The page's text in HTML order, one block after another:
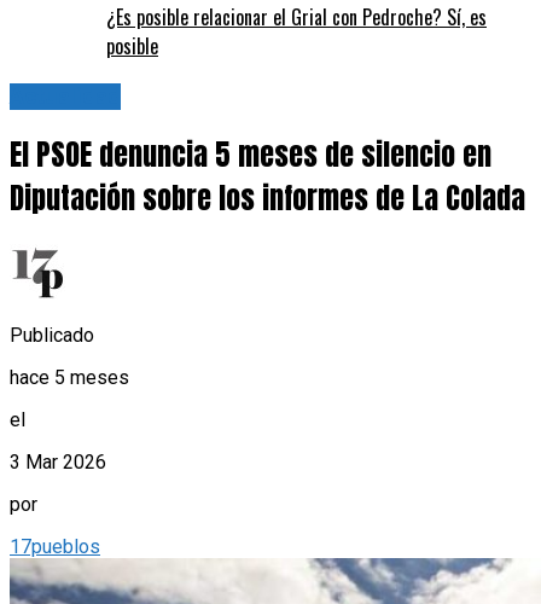
¿Es posible relacionar el Grial con Pedroche? Sí, es
posible
El PSOE denuncia 5 meses de silencio en
Diputación sobre los informes de La Colada
Publicado
hace 5 meses
el
3 Mar 2026
por
17pueblos